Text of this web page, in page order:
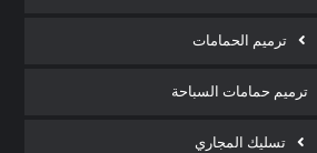
ترميم الحمامات
ترميم حمامات السباحة
تسليك المجاري